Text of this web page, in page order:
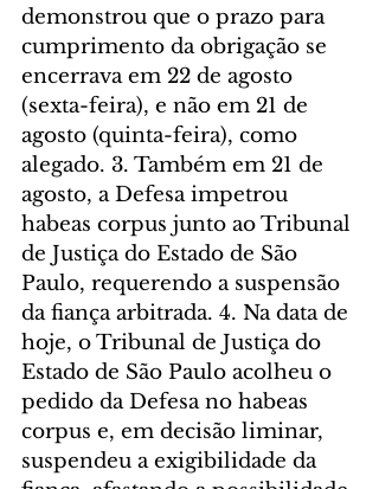
demonstrou que o prazo para
cumprimento da obrigação se
encerrava em 22 de agosto
(sexta-feira), e não em 21 de
agosto (quinta-feira), como
alegado. 3. Também em 21 de
agosto, a Defesa impetrou
habeas corpus junto ao Tribunal
de Justiça do Estado de São
Paulo, requerendo a suspensão
da fiança arbitrada. 4. Na data de
hoje, o Tribunal de Justiça do
Estado de São Paulo acolheu o
pedido da Defesa no habeas
corpus e, em decisão liminar,
suspendeu a exigibilidade da